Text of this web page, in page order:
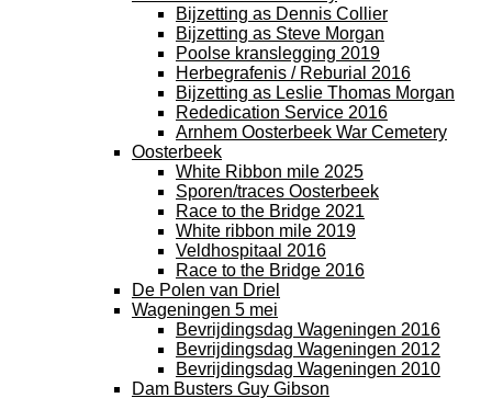
Bijzetting as Dennis Collier
Bijzetting as Steve Morgan
Poolse kranslegging 2019
Herbegrafenis / Reburial 2016
Bijzetting as Leslie Thomas Morgan
Rededication Service 2016
Arnhem Oosterbeek War Cemetery
Oosterbeek
White Ribbon mile 2025
Sporen/traces Oosterbeek
Race to the Bridge 2021
White ribbon mile 2019
Veldhospitaal 2016
Race to the Bridge 2016
De Polen van Driel
Wageningen 5 mei
Bevrijdingsdag Wageningen 2016
Bevrijdingsdag Wageningen 2012
Bevrijdingsdag Wageningen 2010
Dam Busters Guy Gibson